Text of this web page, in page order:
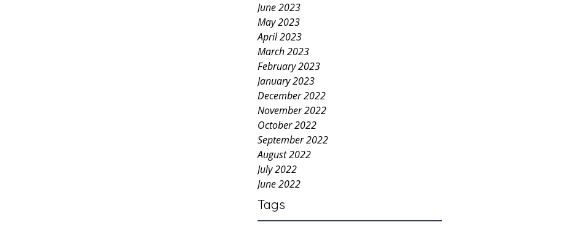
June 2023
May 2023
April 2023
March 2023
February 2023
January 2023
December 2022
November 2022
October 2022
September 2022
August 2022
July 2022
June 2022
Tags